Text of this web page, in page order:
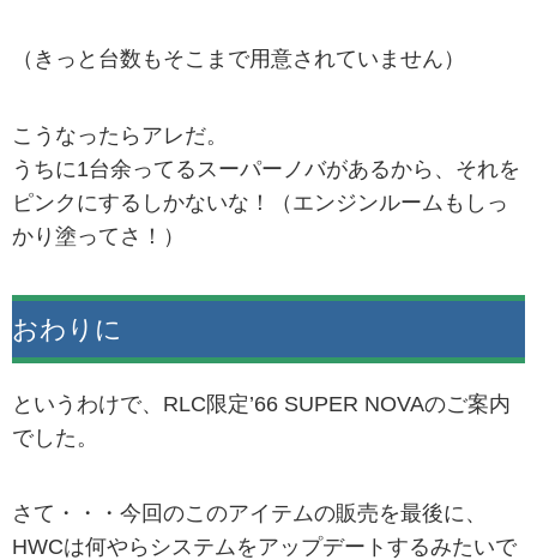
（きっと台数もそこまで用意されていません）
こうなったらアレだ。
うちに1台余ってるスーパーノバがあるから、それを
ピンクにするしかないな！（エンジンルームもしっ
かり塗ってさ！）
おわりに
というわけで、RLC限定’66 SUPER NOVAのご案内
でした。
さて・・・今回のこのアイテムの販売を最後に、
HWCは何やらシステムをアップデートするみたいで